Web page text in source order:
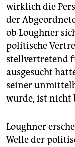
wirklich die
der
ob Loughner
politische
stellvertretend
ausgesucht
seiner
wurde, ist nicht
Loughner
Welle der